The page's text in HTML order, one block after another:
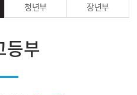
청년부 장년부
등부